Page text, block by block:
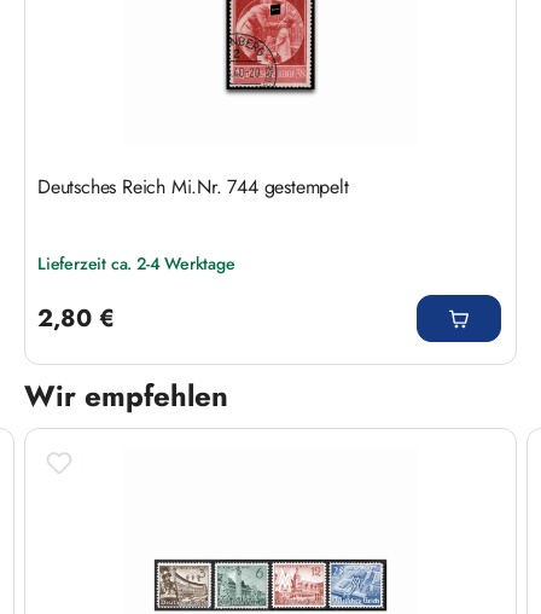
Deutsches Reich Mi.Nr. 744 gestempelt
Lieferzeit ca. 2-4 Werktage
2,80 €
Wir empfehlen
Produktgalerie überspringen